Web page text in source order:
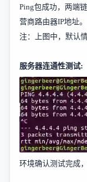
Ping包成功，两端
营商路由器IP地址。
注：上图中，默认情
服务器连通性测试:
环境确认测试完成